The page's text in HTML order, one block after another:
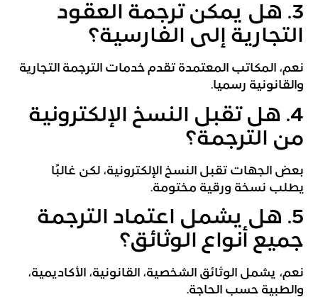
3. هل يمكن ترجمة العقود
التجارية إلى الفارسية؟
نعم، المكاتب المعتمدة تقدم خدمات الترجمة التجارية
والقانونية رسميا.
4. هل تقبل النسخ الإلكترونية
من الترجمة؟
بعض الجهات تقبل النسخ الإلكترونية، لكن غالبًا
يطلب نسخة ورقية مختومة.
5. هل يشمل اعتماد الترجمة
جميع أنواع الوثائق؟
نعم، يشمل الوثائق الشخصية، القانونية، الأكاديمية،
والطبية حسب الحاجة.